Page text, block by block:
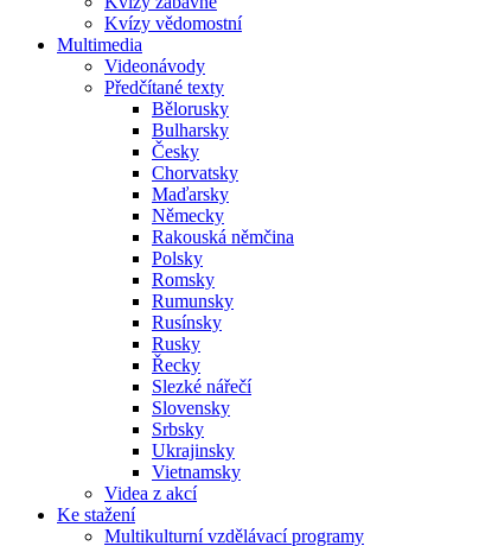
Kvízy vědomostní
Multimedia
Videonávody
Předčítané texty
Bělorusky
Bulharsky
Česky
Chorvatsky
Maďarsky
Německy
Rakouská němčina
Polsky
Romsky
Rumunsky
Rusínsky
Rusky
Řecky
Slezké nářečí
Slovensky
Srbsky
Ukrajinsky
Vietnamsky
Videa z akcí
Ke stažení
Multikulturní vzdělávací programy